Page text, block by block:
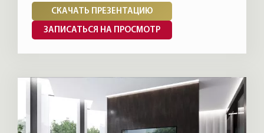
СКАЧАТЬ ПРЕЗЕНТАЦИЮ
ЗАПИСАТЬСЯ НА ПРОСМОТР